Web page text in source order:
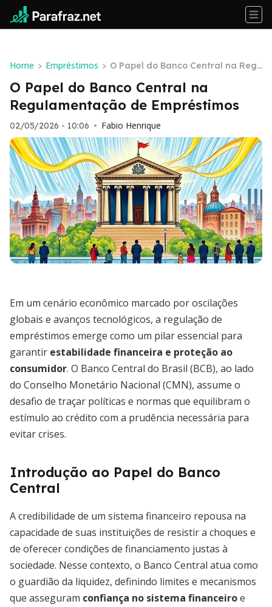
Home > Empréstimos > O Papel do Banco Central na Regu
lamentação de Empréstimos
O Papel do Banco Central na
Regulamentação de Empréstimos
02/05/2026 - 10:06 • Fabio Henrique
Em um cenário econômico marcado por oscilações
globais e avanços tecnológicos, a regulação de
empréstimos emerge como um pilar essencial para
garantir estabilidade financeira e proteção ao
consumidor. O Banco Central do Brasil (BCB), ao lado
do Conselho Monetário Nacional (CMN), assume o
desafio de traçar políticas e normas que equilibram o
estímulo ao crédito com a prudência necessária para
evitar crises.
Introdução ao Papel do Banco
Central
A credibilidade de um sistema financeiro repousa na
capacidade de suas instituições de resistir a choques e
de oferecer condições de financiamento justas à
sociedade. Nesse contexto, o Banco Central atua como
o guardião da liquidez, definindo limites e mecanismos
que asseguram confiança no sistema financeiroe